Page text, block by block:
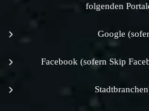
folgenden
Google
Facebook (sofern Skip